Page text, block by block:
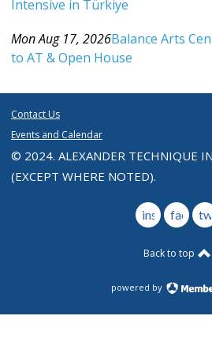
Intensive in Türkiye
Mon Aug 17, 2026Balance Arts
to AT & Open House
Contact Us
Events and Calendar
© 2024. ALEXANDER TECHNIQUE
(EXCEPT WHERE NOTED).
instagram
Back to top
powered by